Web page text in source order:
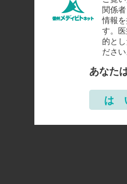
関係
情報
す。
的と
ださ
あなた
は